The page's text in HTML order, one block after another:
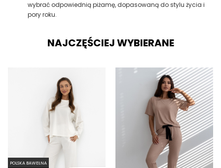
wybrać odpowiednią piżamę, dopasowaną do stylu życia i
pory roku.
NAJCZĘŚCIEJ WYBIERANE
POLSKA BAWEŁNA